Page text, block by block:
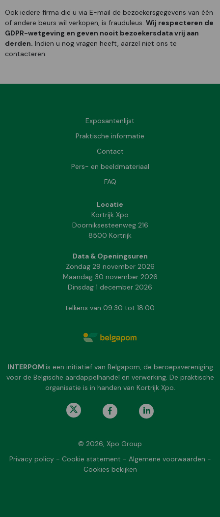
Ook iedere firma die u via E-mail de bezoekersgegevens van één
of andere beurs wil verkopen, is frauduleus. Wij respecteren de
GDPR-wetgeving en geven nooit bezoekersdata vrij aan
derden. Indien u nog vragen heeft, aarzel niet ons te
contacteren.
Exposantenlijst
Praktische informatie
Contact
Pers- en beeldmateriaal
FAQ
Locatie
Kortrijk Xpo
Doorniksesteenweg 216
8500 Kortrijk
Data & Openingsuren
Zondag 29 november 2026
Maandag 30 november 2026
Dinsdag 1 december 2026
telkens van 09:30 tot 18:00
INTERPOM is een initiatief van Belgapom, de beroepsvereniging
voor de Belgische aardappelhandel en verwerking. De praktische
organisatie is in handen van Kortrijk Xpo.
© 2026, Xpo Group
Privacy policy- Cookie statement - Algemene voorwaarden -
Cookies bekijken